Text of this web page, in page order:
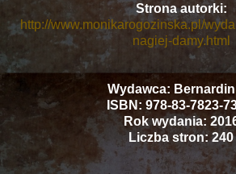
Strona autorki:
http://www.monikarogozinska.pl/
nagiej-damy.html
Wydawca:
ISBN: 978-83-7823-
Rok wydania:
Liczba stron: 240